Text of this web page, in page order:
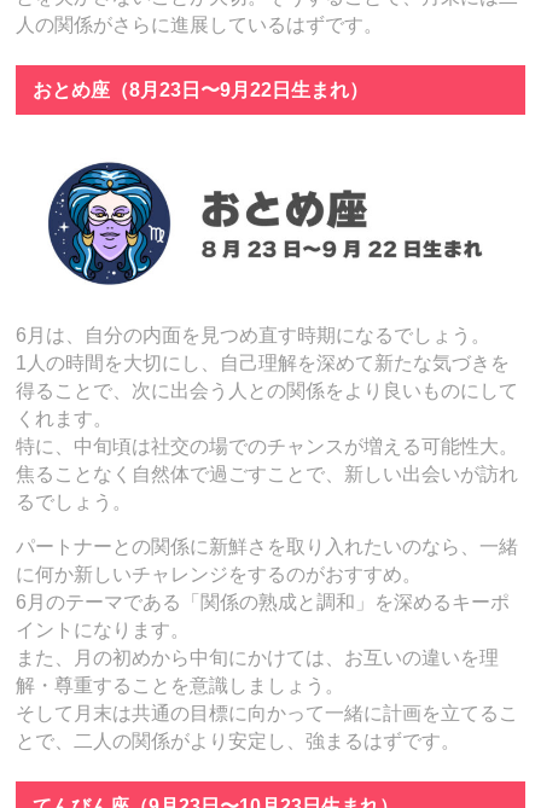
人の関係がさらに進展しているはずです。
おとめ座（8月23日〜9月22日生まれ）
6月は、自分の内面を見つめ直す時期になるでしょう。
1人の時間を大切にし、自己理解を深めて新たな気づきを
得ることで、次に出会う人との関係をより良いものにして
くれます。
特に、中旬頃は社交の場でのチャンスが増える可能性大。
焦ることなく自然体で過ごすことで、新しい出会いが訪れ
るでしょう。
パートナーとの関係に新鮮さを取り入れたいのなら、一緒
に何か新しいチャレンジをするのがおすすめ。
6月のテーマである「関係の熟成と調和」を深めるキーポ
イントになります。
また、月の初めから中旬にかけては、お互いの違いを理
解・尊重することを意識しましょう。
そして月末は共通の目標に向かって一緒に計画を立てるこ
とで、二人の関係がより安定し、強まるはずです。